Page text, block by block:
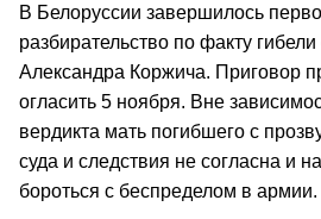
В Белоруссии завершилось
разбирательство по факту
Александра Коржича. Приговор
огласить 5 ноября. Вне
вердикта мать погибшего с
суда и следствия не согласна и
бороться с беспределом в армии.